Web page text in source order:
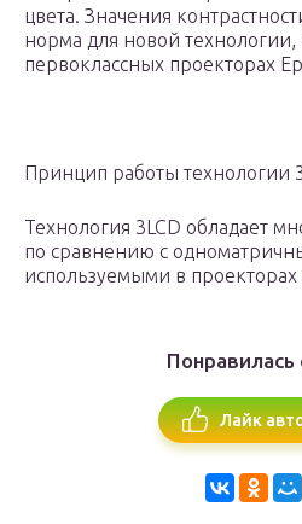
цвета. Значения
норма для новой
первоклассных проекторах
Принцип работы технологии
Технология 3LCD обладает
по сравнению с
используемыми в проекторах
Понравилась
Лайк